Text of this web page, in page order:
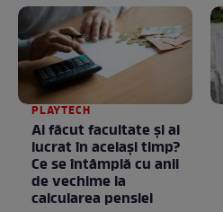
PLAYTECH
Ai făcut facultate și ai
lucrat în același timp?
Ce se întâmplă cu anii
de vechime la
calcularea pensiei